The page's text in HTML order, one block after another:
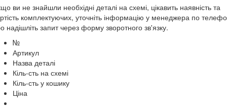
ви не знайшли необхідні деталі на схемі, цікавить наявність та
комплектуючих, уточніть інформацію у менеджера по
надішліть запит через форму зворотного зв'язку.
№
Артикул
Назва деталі
Кіль-сть на схемі
Кіль-сть у кошику
Ціна